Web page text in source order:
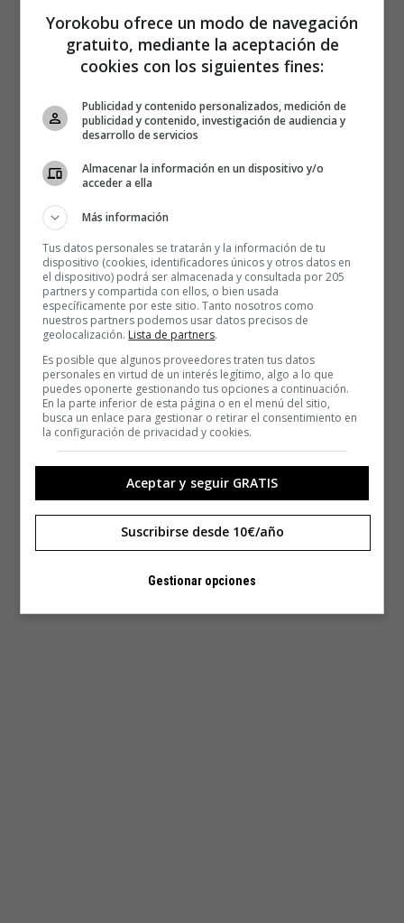
21st Century Museum of Contemporary Art, Kanazawa
Yorokobu ofrece un modo de navegación
gratuito, mediante la aceptación de
cookies con los siguientes fines:
Publicidad y contenido personalizados, medición de
publicidad y contenido, investigación de audiencia y
desarrollo de servicios
Almacenar la información en un dispositivo y/o
acceder a ella
Más información
Tus datos personales se tratarán y la información de tu
dispositivo (cookies, identificadores únicos y otros datos en
el dispositivo) podrá ser almacenada y consultada por 205
partners y compartida con ellos, o bien usada
específicamente por este sitio. Tanto nosotros como
nuestros partners podemos usar datos precisos de
geolocalización. Lista de partners.
Es posible que algunos proveedores traten tus datos
personales en virtud de un interés legítimo, algo a lo que
puedes oponerte gestionando tus opciones a continuación.
En la parte inferior de esta página o en el menú del sitio,
busca un enlace para gestionar o retirar el consentimiento en
la configuración de privacidad y cookies.
Aceptar y seguir GRATIS
Suscribirse desde 10€/año
Gestionar opciones